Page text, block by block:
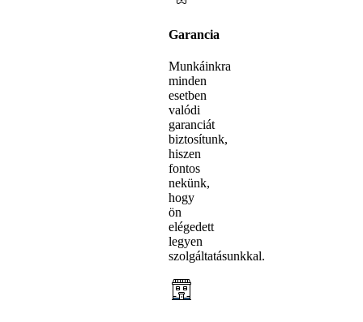
Garancia
Munkáinkra
minden
esetben
valódi
garanciát
biztosítunk,
hiszen
fontos
nekünk,
hogy
ön
elégedett
legyen
szolgáltatásunkkal.